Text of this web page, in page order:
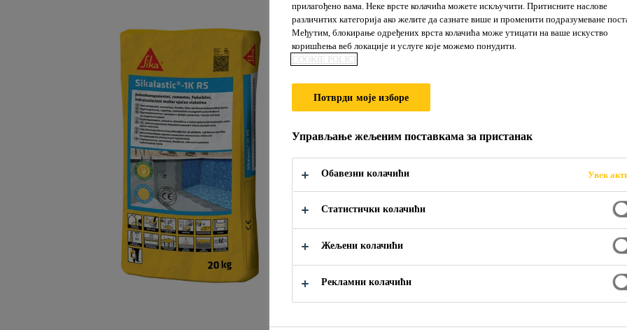
Sikalastic®-1 K
Jednokomponentni, fleksibilni, cementni
Sikalastic®-1 K RS je jednokomponentni, cementni,
modifikovan specijalnim polimerima otpornim na
odgovarajuće aditive koji ga čine idealnim
hidroizolaciju cementnih podloga izloženih silama
Učitaj još
Može se nanositi na mokre podloge
Jednostavno se nanosi špahtlom, četkom ili valjkom
Ne sliva se: jednostavno se nanosi i na vertikalne
прилагођено вама. Неке врсте колачића можете искључити. Притисните наслове
различитих категорија ако желите да сазнате више и променити подразумеване
Међутим, блокирање одређених врста колачића може утицати на ваше искуство
коришћења веб локације и услуге које можемо понудити.
COOKIE POLICI
Потврди моје изборе
Управљање жељеним поставкама за пристанак
Обавезни колачићи Увек
Статистички колачићи
Жељени колачићи
Рекламни колачићи